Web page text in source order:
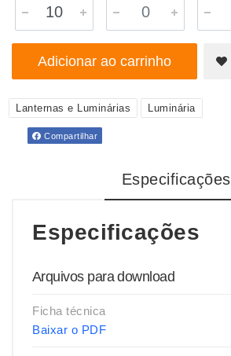
Adicionar ao carrinho
Lanternas e Luminárias Luminária
Compartilhar
Especificações
Especificações
Arquivos para download
Ficha técnica
Baixar o PDF